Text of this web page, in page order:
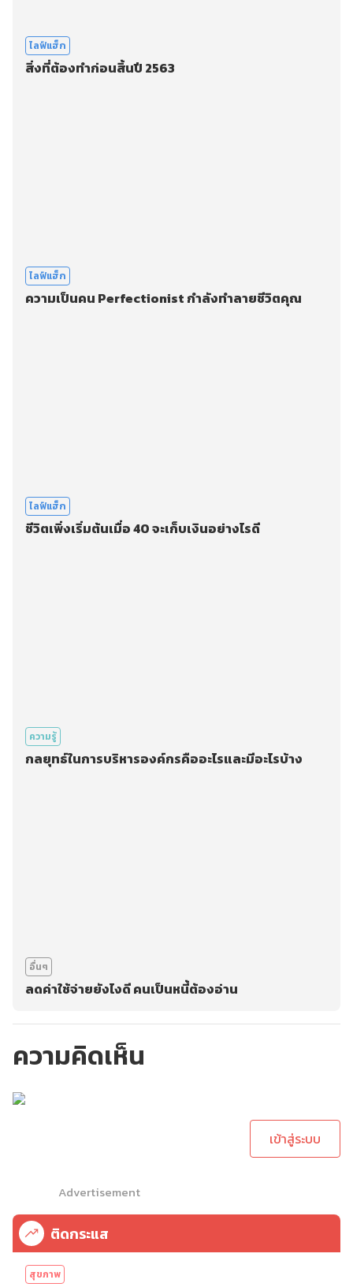
ไลฟ์แฮ็ก
สิ่งที่ต้องทำก่อนสิ้นปี 2563
ไลฟ์แฮ็ก
ความเป็นคน Perfectionist กำลังทำลายชีวิตคุณ
ไลฟ์แฮ็ก
ชีวิตเพิ่งเริ่มต้นเมื่อ 40 จะเก็บเงินอย่างไรดี
ความรู้
กลยุทธ์ในการบริหารองค์กรคืออะไรและมีอะไรบ้าง
อื่นๆ
ลดค่าใช้จ่ายยังไงดี คนเป็นหนี้ต้องอ่าน
ความคิดเห็น
เข้าสู่ระบบ
Advertisement
ติดกระแส
สุขภาพ